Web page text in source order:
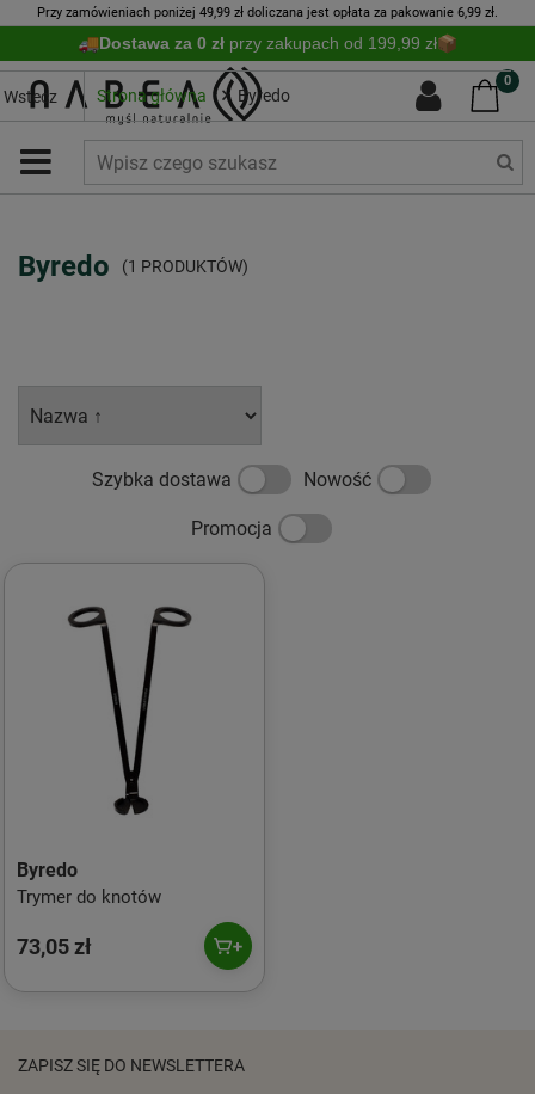
Przy zamówieniach poniżej 49,99 zł doliczana jest opłata za pakowanie 6,99 zł.
Dostawa za 0 zł przy zakupach od 199,99 zł
0
Wstecz Strona główna Byredo
Byredo (1 PRODUKTÓW)
Szybka dostawa Nowość
Promocja
Byredo
Trymer do knotów
73,05 zł
ZAPISZ SIĘ DO NEWSLETTERA